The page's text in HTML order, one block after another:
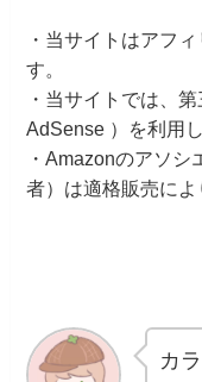
・当サイトはアフ
す。
・当サイトでは、
AdSense ）を利用
・Amazonのアソ
者）は適格販売によ
カ